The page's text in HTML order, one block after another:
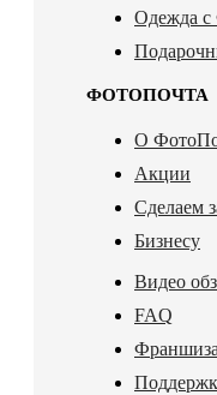
Одежда с
ФОТОПОЧТА
О
Акции
Сделаем
Бизнесу
Видео
FAQ